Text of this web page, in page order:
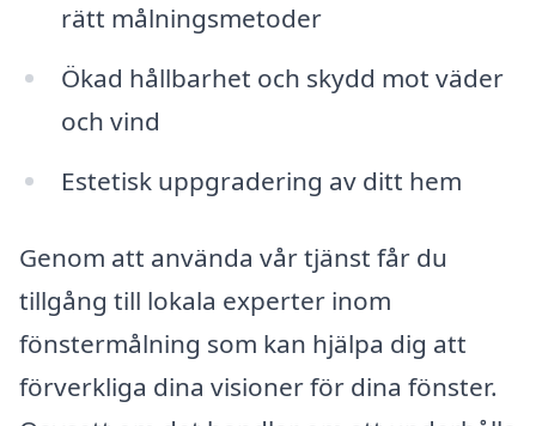
rätt målningsmetoder
Ökad hållbarhet och skydd mot väder
och vind
Estetisk uppgradering av ditt hem
Genom att använda vår tjänst får du
tillgång till lokala experter inom
fönstermålning som kan hjälpa dig att
förverkliga dina visioner för dina fönster.